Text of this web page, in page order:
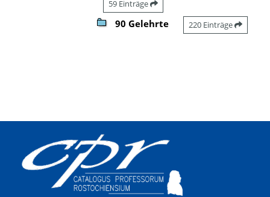
59 Einträge
90 Gelehrte 220 Einträge